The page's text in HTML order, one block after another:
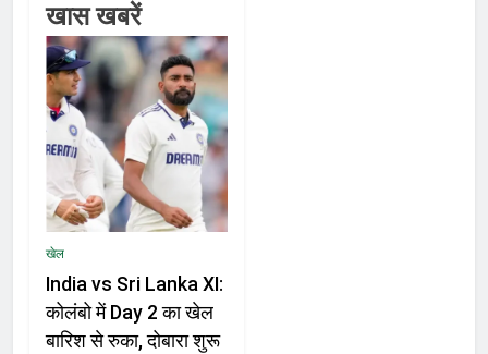
खास खबरें
खेल
India vs Sri Lanka XI:
कोलंबो में Day 2 का खेल
बारिश से रुका, दोबारा शुरू